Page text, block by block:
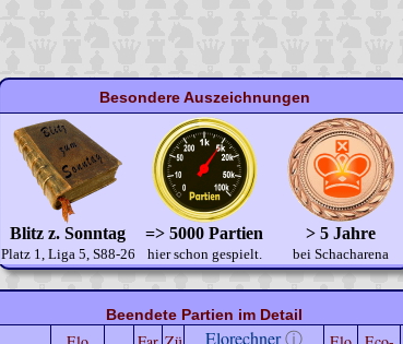
Besondere Auszeichnungen
Blitz z. Sonntag
Platz 1, Liga 5, S88-26
=> 5000 Partien
hier schon gespielt.
> 5 Jahre
bei Schacharena
Beendete Partien im Detail
Elorechnerⓘ